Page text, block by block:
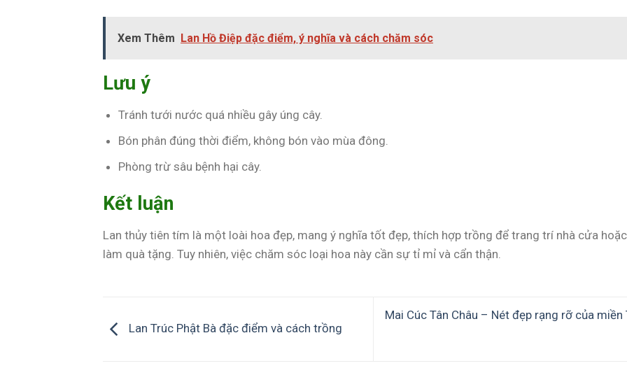
Xem Thêm Lan Hồ Điệp đặc điểm, ý nghĩa và cách chăm sóc
Lưu ý
Tránh tưới nước quá nhiều gây úng cây.
Bón phân đúng thời điểm, không bón vào mùa đông.
Phòng trừ sâu bệnh hại cây.
Kết luận
Lan thủy tiên tím là một loài hoa đẹp, mang ý nghĩa tốt đẹp, thích hợp trồng để trang trí nhà cửa hoặc
làm quà tặng. Tuy nhiên, việc chăm sóc loại hoa này cần sự tỉ mỉ và cẩn thận.
Lan Trúc Phật Bà đặc điểm và cách trồng
Mai Cúc Tân Châu – Nét đẹp rạng rỡ của miền